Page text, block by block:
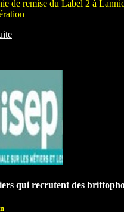
de remise du Label 2 à
qui recrutent des